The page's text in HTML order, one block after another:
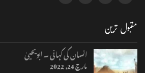
مقبول ترین
انسان کی کہانی ۔ ابویحییٰ
مارچ 24, 2022